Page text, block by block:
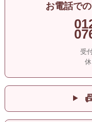
お電話で
受